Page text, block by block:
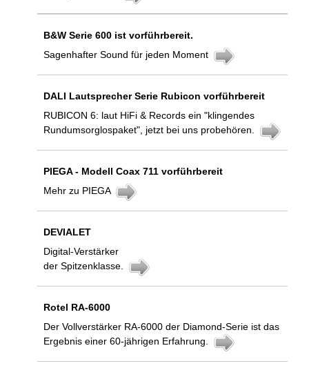
B&W Serie 600 ist vorführbereit.
Sagenhafter Sound für jeden Moment
DALI Lautsprecher Serie Rubicon vorführbereit
RUBICON 6: laut HiFi & Records ein "klingendes
Rundumsorglospaket", jetzt bei uns probehören.
PIEGA - Modell Coax 711 vorführbereit
Mehr zu PIEGA
DEVIALET
Digital-Verstärker
der Spitzenklasse.
Rotel RA-6000
Der Vollverstärker RA-6000 der Diamond-Serie ist das
Ergebnis einer 60-jährigen Erfahrung.